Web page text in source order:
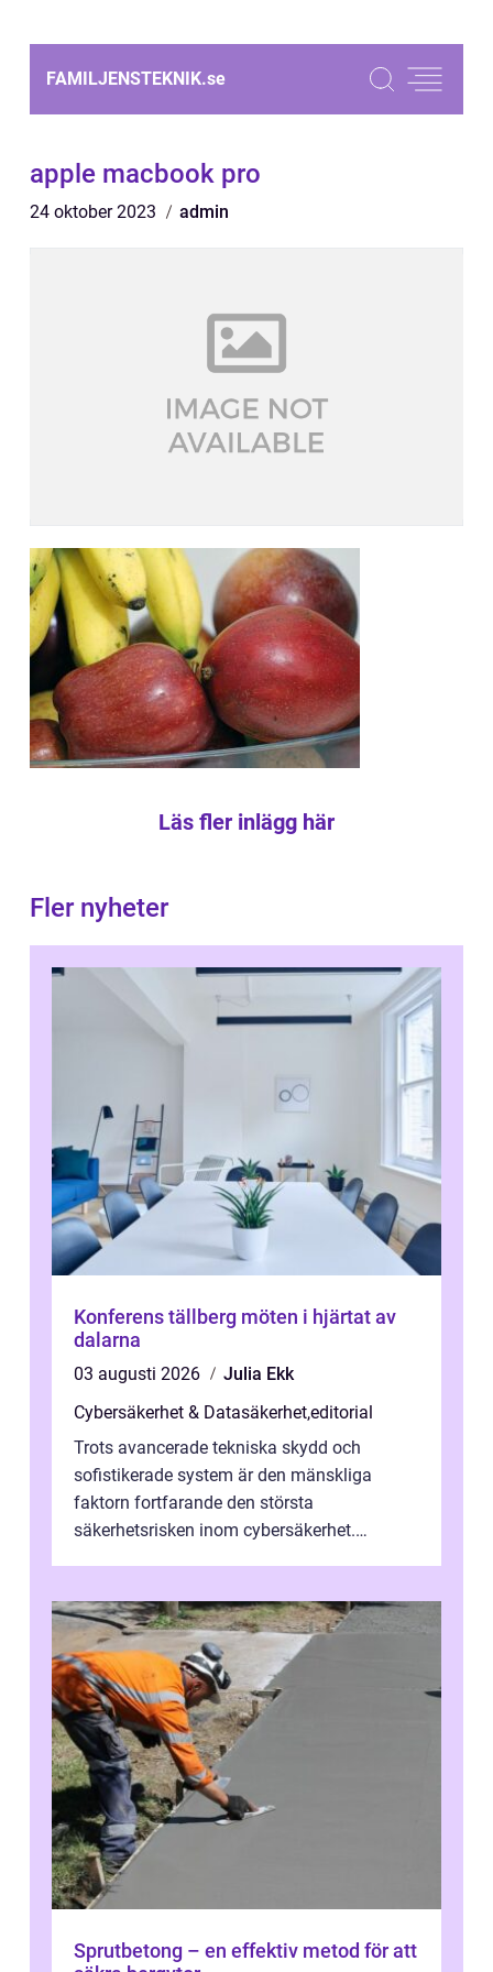
FAMILJENSTEKNIK.se
apple macbook pro
24 oktober 2023 admin
Läs fler inlägg här
Fler nyheter
Konferens tällberg möten i hjärtat av
dalarna
03 augusti 2026
Julia Ekk
Cybersäkerhet & Datasäkerhet,editorial
Trots avancerade tekniska skydd och
sofistikerade system är den mänskliga
faktorn fortfarande den största
säkerhetsrisken inom cybersäkerhet.
Sprutbetong – en effektiv metod för att